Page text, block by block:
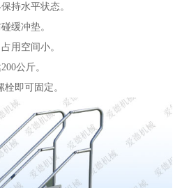
持水平状态。
缓冲垫。
用空间小。
公斤。
即可固定。